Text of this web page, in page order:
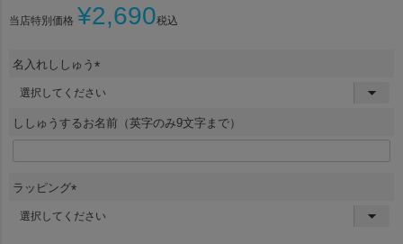
当店特別価格 ¥2,690税込
名入れししゅう
須
)
ししゅうするお名前（英字のみ9文字まで）
ラッピング
必